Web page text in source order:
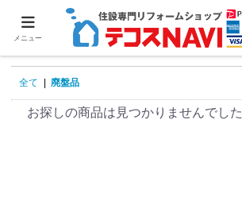
全て 廃盤品
お探しの商品は見つかりませんでした
メニュー